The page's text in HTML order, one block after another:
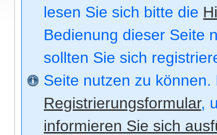
lesen Sie sich bitte die
Bedienung dieser Seite
sollten Sie sich
Seite nutzen zu
Registrierungsformular,
informieren Sie sich